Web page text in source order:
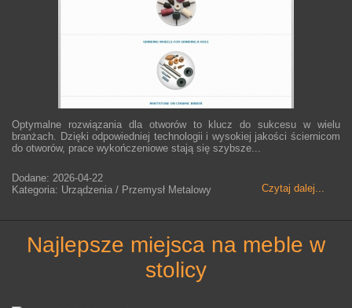
Optymalne rozwiązania dla otworów to klucz do sukcesu w wielu
branżach. Dzięki odpowiedniej technologii i wysokiej jakości ściernicom
do otworów, prace wykończeniowe stają się szybsze...
Czytaj dalej...
Dodane: 2026-04-22
Kategoria: Urządzenia / Przemysł Metalowy
najlepsze miejsca na meble w
stolicy